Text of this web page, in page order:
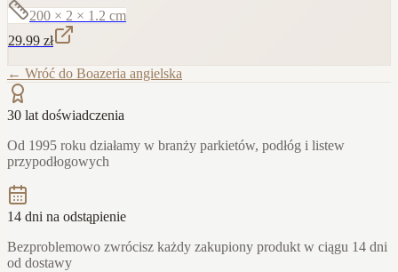
200 × 2 × 1.2 cm
29.99 zł
← Wróć do Boazeria angielska
30 lat doświadczenia
Od 1995 roku działamy w branży parkietów, podłóg i listew
przypodłogowych
14 dni na odstąpienie
Bezproblemowo zwrócisz każdy zakupiony produkt w ciągu 14 dni
od dostawy